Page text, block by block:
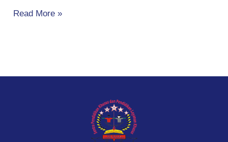
Read More »